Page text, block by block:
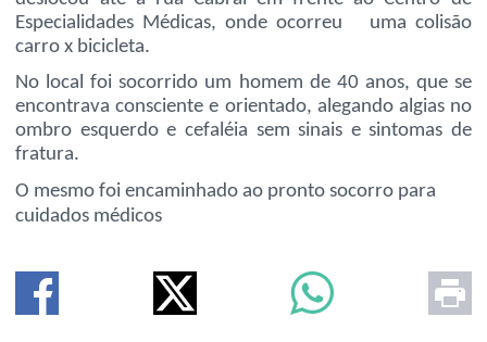
Especialidades Médicas, onde ocorreu uma colisão
carro x bicicleta.
No local foi socorrido um homem de 40 anos, que se
encontrava consciente e orientado, alegando algias no
ombro esquerdo e cefaléia sem sinais e sintomas de
fratura.
O mesmo foi encaminhado ao pronto socorro para
cuidados médicos